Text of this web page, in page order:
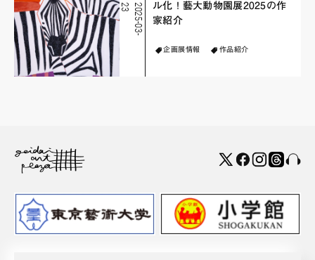
2
0
2
5
-
0
3
-
2
3
ル化！藝大動物園展2025の作
家紹介
企画展情報 作品紹介